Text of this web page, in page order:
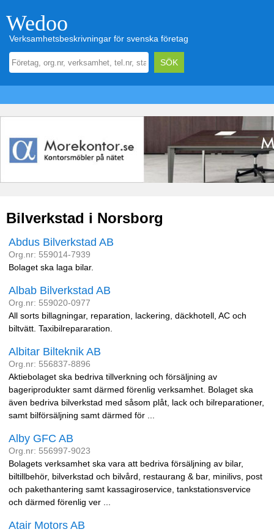
Wedoo
Verksamhetsbeskrivningar för svenska företag
Bilverkstad i Norsborg
Abdus Bilverkstad AB
Org.nr: 559014-7939
Bolaget ska laga bilar.
Albab Bilverkstad AB
Org.nr: 559020-0977
All sorts billagningar, reparation, lackering, däckhotell, AC och
biltvätt. Taxibilrepararation.
Albitar Bilteknik AB
Org.nr: 556837-8896
Aktiebolaget ska bedriva tillverkning och försäljning av
bageriprodukter samt därmed förenlig verksamhet. Bolaget ska
även bedriva bilverkstad med såsom plåt, lack och bilreparationer,
samt bilförsäljning samt därmed för ...
Alby GFC AB
Org.nr: 556997-9023
Bolagets verksamhet ska vara att bedriva försäljning av bilar,
biltillbehör, bilverkstad och bilvård, restaurang & bar, minilivs, post
och pakethantering samt kassagiroservice, tankstationsvervice
och därmed förenlig ver ...
Atair Motors AB